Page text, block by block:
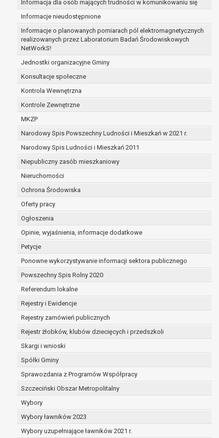
Informacja dla osób mających trudności w komunikowaniu się
Informacje nieudostępnione
Informacje o planowanych pomiarach pól elektromagnetycznych
realizowanych przez Laboratorium Badań Środowiskowych
NetWorkS!
Jednostki organizacyjne Gminy
Konsultacje społeczne
Kontrola Wewnętrzna
Kontrole Zewnętrzne
MKZP
Narodowy Spis Powszechny Ludności i Mieszkań w 2021 r.
Narodowy Spis Ludności i Mieszkań 2011
Niepubliczny zasób mieszkaniowy
Nieruchomości
Ochrona Środowiska
Oferty pracy
Ogłoszenia
Opinie, wyjaśnienia, informacje dodatkowe
Petycje
Ponowne wykorzystywanie informacji sektora publicznego
Powszechny Spis Rolny 2020
Referendum lokalne
Rejestry i Ewidencje
Rejestry zamówień publicznych
Rejestr żłobków, klubów dziecięcych i przedszkoli
Skargi i wnioski
Spółki Gminy
Sprawozdania z Programów Współpracy
Szczeciński Obszar Metropolitalny
Wybory
Wybory ławników 2023
Wybory uzupełniające ławników 2021 r.
zabezpieczenia ewentualnych roszczeń, a w
przypadku wyrażenia zgody na przetwarzanie
danych po zakończeniu i rozliczeniu umowy, do
czasu wycofania tej zgody.
Ponadto w przypadku umów o dofinansowanie
dane osobowe od momentu pozyskania
przechowywane są przez okres wynikający z
umowy o dofinansowanie zawartej między
beneficjentem a określoną instytucją, trwałości
danego projektu i konieczności zachowania
dokumentacji projektu do celów kontrolnych.
W związku z przetwarzaniem przez
administratora danych osobowych przysługuje
Pani/Panu:
prawo dostępu do treści danych oraz
otrzymywania ich kopii na podstawie art. 15
RODO;
prawo do żądania sprostowania danych na
w przypadku gdy:
dane są nieprawidłowe lub
niekompletne;
osobowych (tzw. prawo do bycia
zapomnianym) na podstawie art. 17 RODO,
w przypadku gdy:
dane nie są już niezbędne do celów,
sposób przetwarzane,
osoba, której dane dotyczą, wniosła
sprzeciw wobec przetwarzania
osoba, której dane dotyczą wycofała
osobowych, która jest podstawą
przetwarzania danych i nie ma innej
podstawy prawnej przetwarzania
dane osobowe przetwarzane są
niezgodnie z prawem,